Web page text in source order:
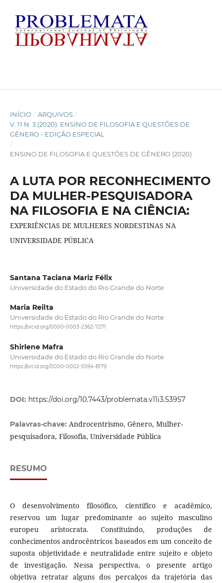
INÍCIO / ARQUIVOS /
V. 11 N. 3 (2020): ENSINO DE FILOSOFIA E QUESTÕES DE
GÊNERO - EDIÇÃO ESPECIAL
/
ENSINO DE FILOSOFIA E QUESTÕES DE GÊNERO (2020)
A LUTA POR RECONHECIMENTO
DA MULHER-PESQUISADORA
NA FILOSOFIA E NA CIÊNCIA:
EXPERIÊNCIAS DE MULHERES NORDESTINAS NA
UNIVERSIDADE PÚBLICA
Santana Taciana Mariz Félix
Universidade do Estado do Rio Grande do Norte
Maria Reilta
Universidade do Estado do Rio Grande do Norte
https://orcid.org/0000-0003-2362-7271
Shirlene Mafra
Universidade do Estado do Rio Grande do Norte
https://orcid.org/0000-0002-5594-8179
DOI: https://doi.org/10.7443/problemata.v11i3.53957
Palavras-chave: Androcentrismo, Gênero, Mulher-
pesquisadora, Filosofia, Universidade Pública
RESUMO
O desenvolvimento filosófico, científico e acadêmico,
reservou um lugar predominante ao sujeito masculino
europeu aristocrata. Constituindo, produções de
conhecimentos androcêntricos baseados em um conceito de
suposta objetividade e neutralidade entre sujeito e objeto
de investigação. Nessa perspectiva, o presente artigo
objetiva retratar alguns dos percalços da trajetória das